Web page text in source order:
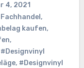
4, 2021
,
kaufen,
,
#Designvinyl
, #Designvinyl